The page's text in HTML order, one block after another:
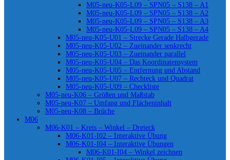
M05-neu-K05-L09 – SPN05 – S138 – A1
M05-neu-K05-L09 – SPN05 – S138 – A2
M05-neu-K05-L09 – SPN05 – S138 – A3
M05-neu-K05-L09 – SPN05 – S138 – A4
M05-neu-K05-U01 – Strecke Gerade Halbgerade
M05-neu-K05-U02 – Zueinander senkrecht
M05-neu-K05-U03 – Zueinander parallel
M05-neu-K05-U04 – Das Koordinatensystem
M05-neu-K05-U05 – Entfernung und Abstand
M05-neu-K05-U07 – Rechteck und Quadrat
M05-neu-K05-U09 – Checkliste
M05-neu-K06 – Größen und Maßstab
M05-neu-K07 – Umfang und Flächeninhalt
M05-neu-K08 – Brüche
M06
M06-K01 – Kreis – Winkel – Dreieck
M06-K01-I02 – Interaktive Übung
M06-K01-I04 – Interaktive Übungen
M06-K01-I04 – Winkel zeichnen